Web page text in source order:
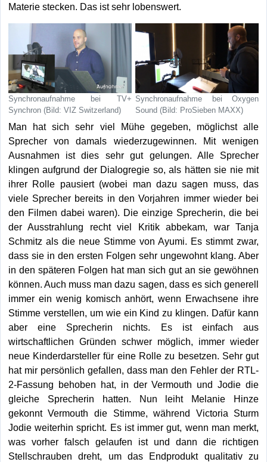
Materie stecken. Das ist sehr lobenswert.
Synchronaufnahme bei TV+
Synchron (Bild: VIZ Switzerland)
Synchronaufnahme bei Oxygen
Sound (Bild: ProSieben MAXX)
Man hat sich sehr viel Mühe gegeben, möglichst alle
Sprecher von damals wiederzugewinnen. Mit wenigen
Ausnahmen ist dies sehr gut gelungen. Alle Sprecher
klingen aufgrund der Dialogregie so, als hätten sie nie mit
ihrer Rolle pausiert (wobei man dazu sagen muss, das
viele Sprecher bereits in den Vorjahren immer wieder bei
den Filmen dabei waren). Die einzige Sprecherin, die bei
der Ausstrahlung recht viel Kritik abbekam, war Tanja
Schmitz als die neue Stimme von Ayumi. Es stimmt zwar,
dass sie in den ersten Folgen sehr ungewohnt klang. Aber
in den späteren Folgen hat man sich gut an sie gewöhnen
können. Auch muss man dazu sagen, dass es sich generell
immer ein wenig komisch anhört, wenn Erwachsene ihre
Stimme verstellen, um wie ein Kind zu klingen. Dafür kann
aber eine Sprecherin nichts. Es ist einfach aus
wirtschaftlichen Gründen schwer möglich, immer wieder
neue Kinderdarsteller für eine Rolle zu besetzen. Sehr gut
hat mir persönlich gefallen, dass man den Fehler der RTL-
2-Fassung behoben hat, in der Vermouth und Jodie die
gleiche Sprecherin hatten. Nun leiht Melanie Hinze
gekonnt Vermouth die Stimme, während Victoria Sturm
Jodie weiterhin spricht. Es ist immer gut, wenn man merkt,
was vorher falsch gelaufen ist und dann die richtigen
Stellschrauben dreht, um das Endprodukt qualitativ zu